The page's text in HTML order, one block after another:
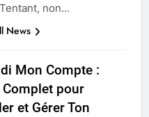
non…
News
Mon Compte :
Complet pour
et Gérer Ton